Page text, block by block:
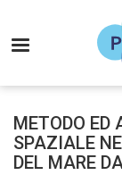
contenuto
Promo-
TT
Instrument
METODO ED
SPAZIALE
DEL MARE